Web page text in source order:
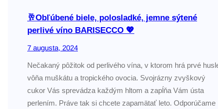
🥂Obľúbené biele, polosladké, jemne sýtené
perlivé víno BARISECCO 💖
7 augusta, 2024
Nečakaný pôžitok od perlivého vína, v ktorom hrá prvé
vôňa muškátu a tropického ovocia. Svojrázny zvyškový
cukor Vás sprevádza každým hltom a zapĺňa Vám ústa
perlením. Práve tak si chcete zapamätať leto. Odporúčame